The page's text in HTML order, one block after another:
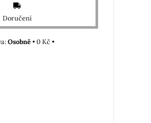
Doručení
Osobně•0 Kč•